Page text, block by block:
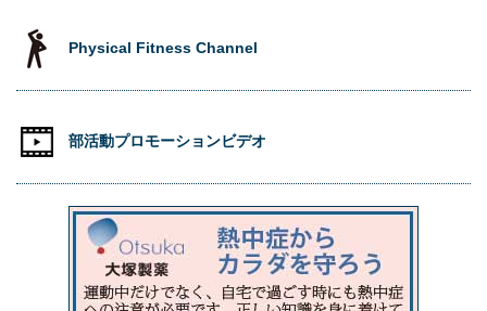
Physical Fitness Channel
部活動プロモーションビデオ